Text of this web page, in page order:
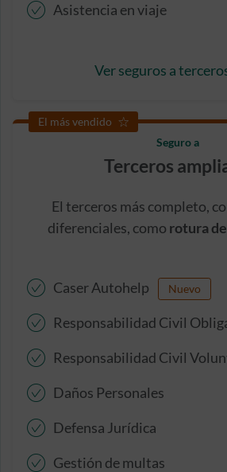
Asistencia en viaje
Ver seguros a
El más vendido
Seguro a
Terceros
El terceros más completo,
diferenciales, como rotura
Caser Autohelp Nuevo
Responsabilidad Civil
Responsabilidad Civil
Daños Personales
Defensa Jurídica
Gestión de multas